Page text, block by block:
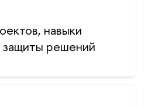
навыки
защиты решений